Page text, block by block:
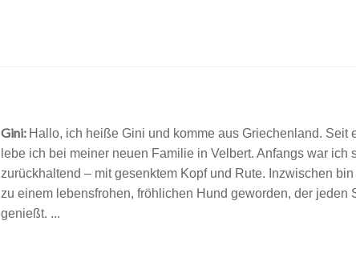
Gini: Hallo, ich heiße Gini und komme aus Griechenland. Seit
lebe ich bei meiner neuen Familie in Velbert. Anfangs war ich
zurückhaltend – mit gesenktem Kopf und Rute. Inzwischen
zu einem lebensfrohen, fröhlichen Hund geworden, der jeden
genießt. ...